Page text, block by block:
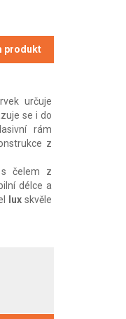
produkt
určuje
se i do
rám
z
čelem z
délce a
luxskvěle